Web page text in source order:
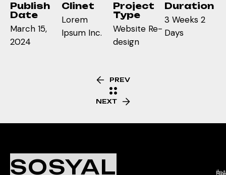
Publish
Date
March 15,
2024
Clinet
Lorem
Ipsum Inc.
Project
Type
Website Re-
design
Duration
3 Weeks 2
Days
PREV
NEXT
SOSYAL